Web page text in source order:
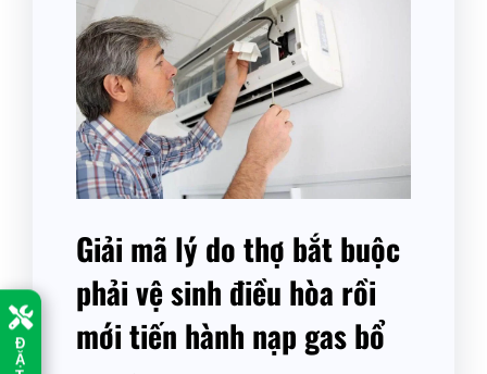
Đ
Ặ
Giải mã lý do thợ bắt buộc
phải vệ sinh điều hòa rồi
mới tiến hành nạp gas bổ